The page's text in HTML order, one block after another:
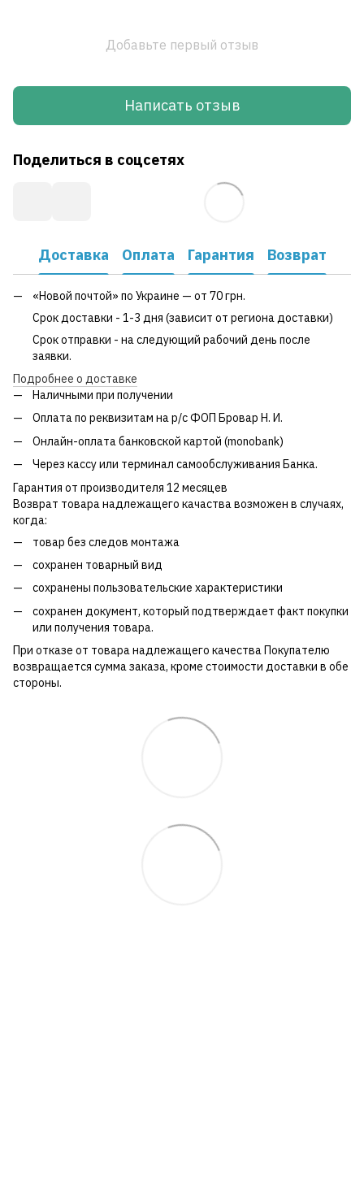
Добавьте первый отзыв
Написать отзыв
Поделиться в соцсетях
Доставка Оплата Гарантия Возврат
«Новой почтой» по Украине — от 70 грн.
Срок доставки - 1-3 дня (зависит от региона доставки)
Срок отправки - на следующий рабочий день после
заявки.
Подробнее о доставке
Наличными при получении
Оплата по реквизитам на р/с ФОП Бровар Н. И.
Онлайн-оплата банковской картой (monobank)
Через кассу или терминал самообслуживания Банка.
Гарантия от производителя 12 месяцев
Возврат товара надлежащего качаства возможен в случаях,
когда:
товар без следов монтажа
сохранен товарный вид
сохранены пользовательские характеристики
сохранен документ, который подтверждает факт покупки
или получения товара.
При отказе от товара надлежащего качества Покупателю
возвращается сумма заказа, кроме стоимости доставки в обе
стороны.